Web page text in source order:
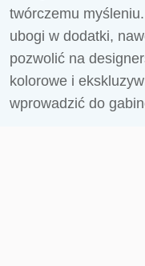
twórczemu
ubogi w dodatki,
pozwolić na
kolorowe i
wprowadzić do